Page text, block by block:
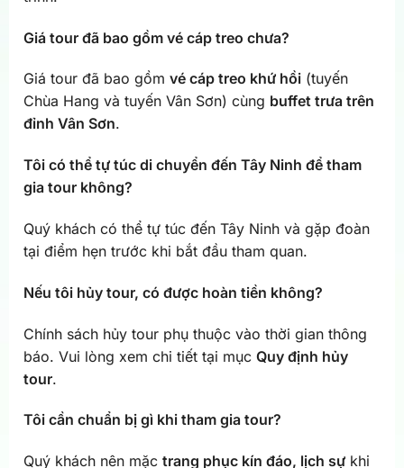
Giá tour đã bao gồm vé cáp treo chưa?
Giá tour đã bao gồm vé cáp treo khứ hồi(tuyến
Chùa Hang và tuyến Vân Sơn) cùng buffet trưa trên
đỉnh Vân Sơn.
Tôi có thể tự túc di chuyển đến Tây Ninh để tham
gia tour không?
Quý khách có thể tự túc đến Tây Ninh và gặp đoàn
tại điểm hẹn trước khi bắt đầu tham quan.
Nếu tôi hủy tour, có được hoàn tiền không?
Chính sách hủy tour phụ thuộc vào thời gian thông
báo. Vui lòng xem chi tiết tại mục Quy định hủy
tour.
Tôi cần chuẩn bị gì khi tham gia tour?
Quý khách nên mặc trang phục kín đáo, lịch sựkhi